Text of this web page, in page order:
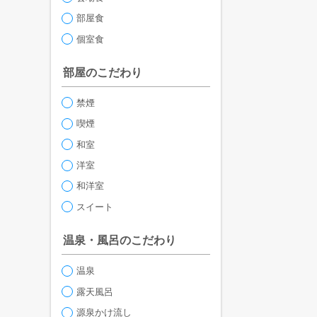
部屋食
個室食
部屋のこだわり
禁煙
喫煙
和室
洋室
和洋室
スイート
温泉・風呂のこだわり
温泉
露天風呂
源泉かけ流し